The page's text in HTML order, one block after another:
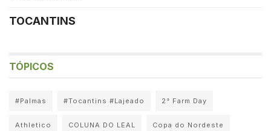
TOCANTINS
TÓPICOS
#Palmas #Tocantins #Lajeado 2° Farm Day
Athletico COLUNA DO LEAL Copa do Nordeste